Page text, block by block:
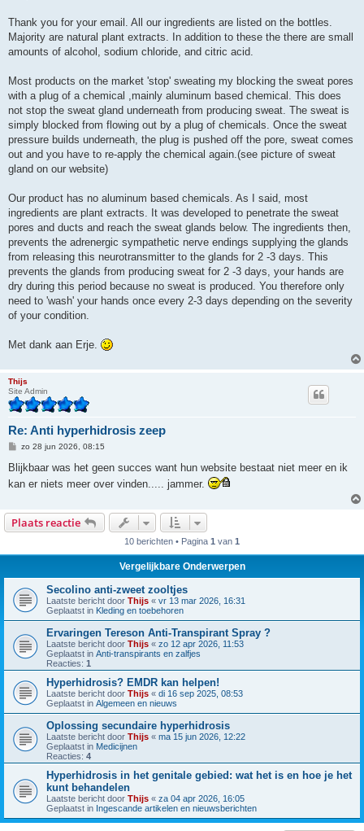
Thank you for your email. All our ingredients are listed on the bottles.
Majority are natural plant extracts. In addition to these the there are small
amounts of alcohol, sodium chloride, and citric acid.
Most products on the market 'stop' sweating my blocking the sweat pores
with a plug of a chemical ,mainly aluminum based chemical. This does
not stop the sweat gland underneath from producing sweat. The sweat is
simply blocked from flowing out by a plug of chemicals. Once the sweat
pressure builds underneath, the plug is pushed off the pore, sweat comes
out and you have to re-apply the chemical again.(see picture of sweat
gland on our website)
Our product has no aluminum based chemicals. As I said, most
ingredients are plant extracts. It was developed to penetrate the sweat
pores and ducts and reach the sweat glands below. The ingredients then,
prevents the adrenergic sympathetic nerve endings supplying the glands
from releasing this neurotransmitter to the glands for 2 -3 days. This
prevents the glands from producing sweat for 2 -3 days, your hands are
dry during this period because no sweat is produced. You therefore only
need to 'wash' your hands once every 2-3 days depending on the severity
of your condition.
Met dank aan Erje.
Thijs
Site Admin
Re: Anti hyperhidrosis zeep
B
r
c
zo 28 jun 2026, 08:15
Blijkbaar was het geen succes want hun website bestaat niet meer en ik
kan er niets meer over vinden..... jammer.
Plaats reactie
10 berichten • Pagina 1 van 1
Vergelijkbare Onderwerpen
Secolino anti-zweet zooltjes
Laatste bericht door Thijs « vr 13 mar 2026, 16:31
Geplaatst in Kleding en toebehoren
Ervaringen Tereson Anti-Transpirant Spray ?
Laatste bericht door Thijs « zo 12 apr 2026, 11:53
Geplaatst in Anti-transpirants en zalfjes
Reacties: 1
Hyperhidrosis? EMDR kan helpen!
Laatste bericht door Thijs « di 16 sep 2025, 08:53
Geplaatst in Algemeen en nieuws
Oplossing secundaire hyperhidrosis
Laatste bericht door Thijs « ma 15 jun 2026, 12:22
Geplaatst in Medicijnen
Reacties: 4
Hyperhidrosis in het genitale gebied: wat het is en hoe je het
kunt behandelen
Laatste bericht door Thijs « za 04 apr 2026, 16:05
Geplaatst in Ingescande artikelen en nieuwsberichten